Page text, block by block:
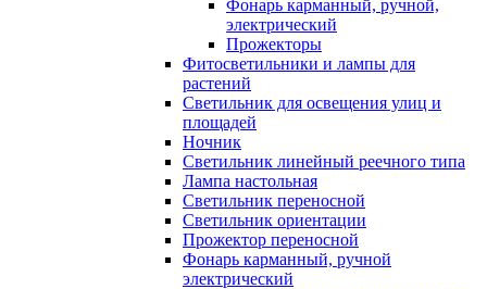
Фонарь карманный, ручной,
электрический
Прожекторы
Фитосветильники и лампы для
растений
Светильник для освещения улиц и
площадей
Ночник
Светильник линейный реечного типа
Лампа настольная
Светильник переносной
Светильник ориентации
Прожектор переносной
Фонарь карманный, ручной
электрический